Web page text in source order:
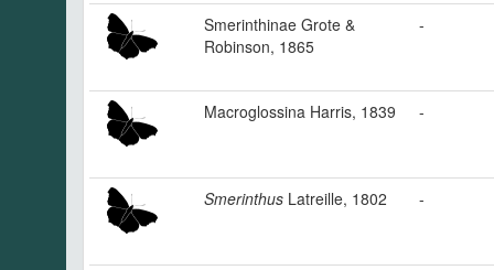
Smerinthinae Grote &
Robinson, 1865
-
Macroglossina Harris, 1839 -
Smerinthus Latreille, 1802 -